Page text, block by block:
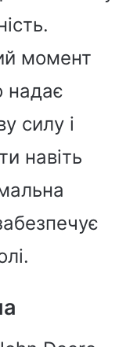
момент
надає
силу і
навіть